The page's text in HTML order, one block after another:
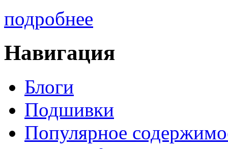
подробнее
Навигация
Блоги
Подшивки
Популярное